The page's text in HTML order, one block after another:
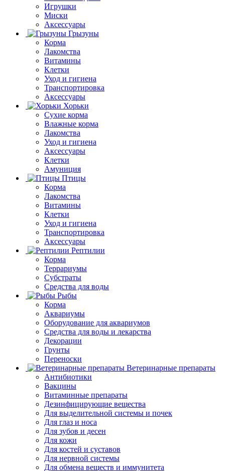
Игрушки
Миски
Аксессуары
Грызуны
Корма
Лакомства
Витамины
Клетки
Уход и гигиена
Транспортировка
Аксессуары
Хорьки
Сухие корма
Влажные корма
Лакомства
Уход и гигиена
Аксессуары
Клетки
Амуниция
Птицы
Корма
Лакомства
Витамины
Клетки
Уход и гигиена
Транспортировка
Аксессуары
Рептилии
Корма
Террариумы
Субстраты
Средства для воды
Рыбы
Корма
Аквариумы
Оборудование для аквариумов
Средства для воды и лекарства
Декорации
Грунты
Переноски
Ветеринарные препараты
Антибиотики
Вакцины
Витаминные препараты
Дезинфицирующие вещества
Для выделительной системы и почек
Для глаз и носа
Для зубов и десен
Для кожи
Для костей и суставов
Для нервной системы
Для обмена веществ и иммунитета